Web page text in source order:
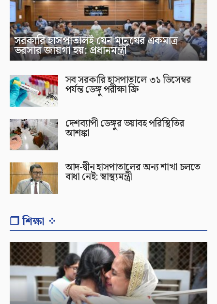
সরকারি হাসপাতালই যেন মানুষের একমাত্র
ভরসার জায়গা হয়: প্রধানমন্ত্রী
সব সরকারি হাসপাতালে ৩১ ডিসেম্বর
পর্যন্ত ডেঙ্গু পরীক্ষা ফ্রি
দেশব্যাপী ডেঙ্গুর ভয়াবহ পরিস্থিতির
আশঙ্কা
আদ-দ্বীন হাসপাতালের অন্য শাখা চলতে
বাধা নেই: স্বাস্থ্যমন্ত্রী
❐ শিক্ষা ⁘